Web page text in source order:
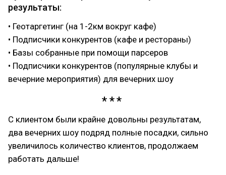
результаты:
• Геотаргетинг (на 1-2км вокруг кафе)
• Подписчики конкурентов (кафе и рестораны)
• Базы собранные при помощи парсеров
• Подписчики конкурентов (популярные клубы и
вечерние мероприятия) для вечерних шоу
С клиентом были крайне довольны результатам,
два вечерних шоу подряд полные посадки, сильно
увеличилось количество клиентов, продолжаем
работать дальше!